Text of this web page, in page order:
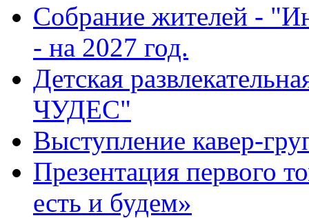
Собрание жителей -
- на 2027 год.
Детская
ЧУДЕС"
Выступление кавер-
Презентация первого
есть и будем»